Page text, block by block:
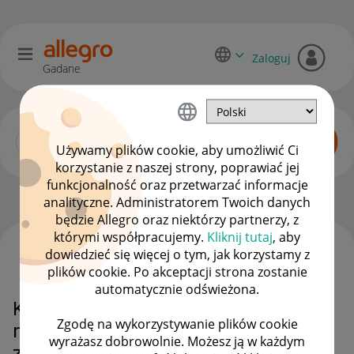
Używamy plików cookie, aby umożliwić Ci
korzystanie z naszej strony, poprawiać jej
funkcjonalność oraz przetwarzać informacje
analityczne. Administratorem Twoich danych
będzie Allegro oraz niektórzy partnerzy, z
którymi współpracujemy. Kliknij tutaj, aby
dowiedzieć się więcej o tym, jak korzystamy z
plików cookie. Po akceptacji strona zostanie
automatycznie odświeżona.
Zgodę na wykorzystywanie plików cookie
wyrażasz dobrowolnie. Możesz ją w każdym
Gadane
Zaloguj
Dyskusje kupujących OPCJE
Koszt przesyłki przy reklamacji ,
nawet tej nieuzasadnione zgodnie
WSZYSTKIE TEMATY